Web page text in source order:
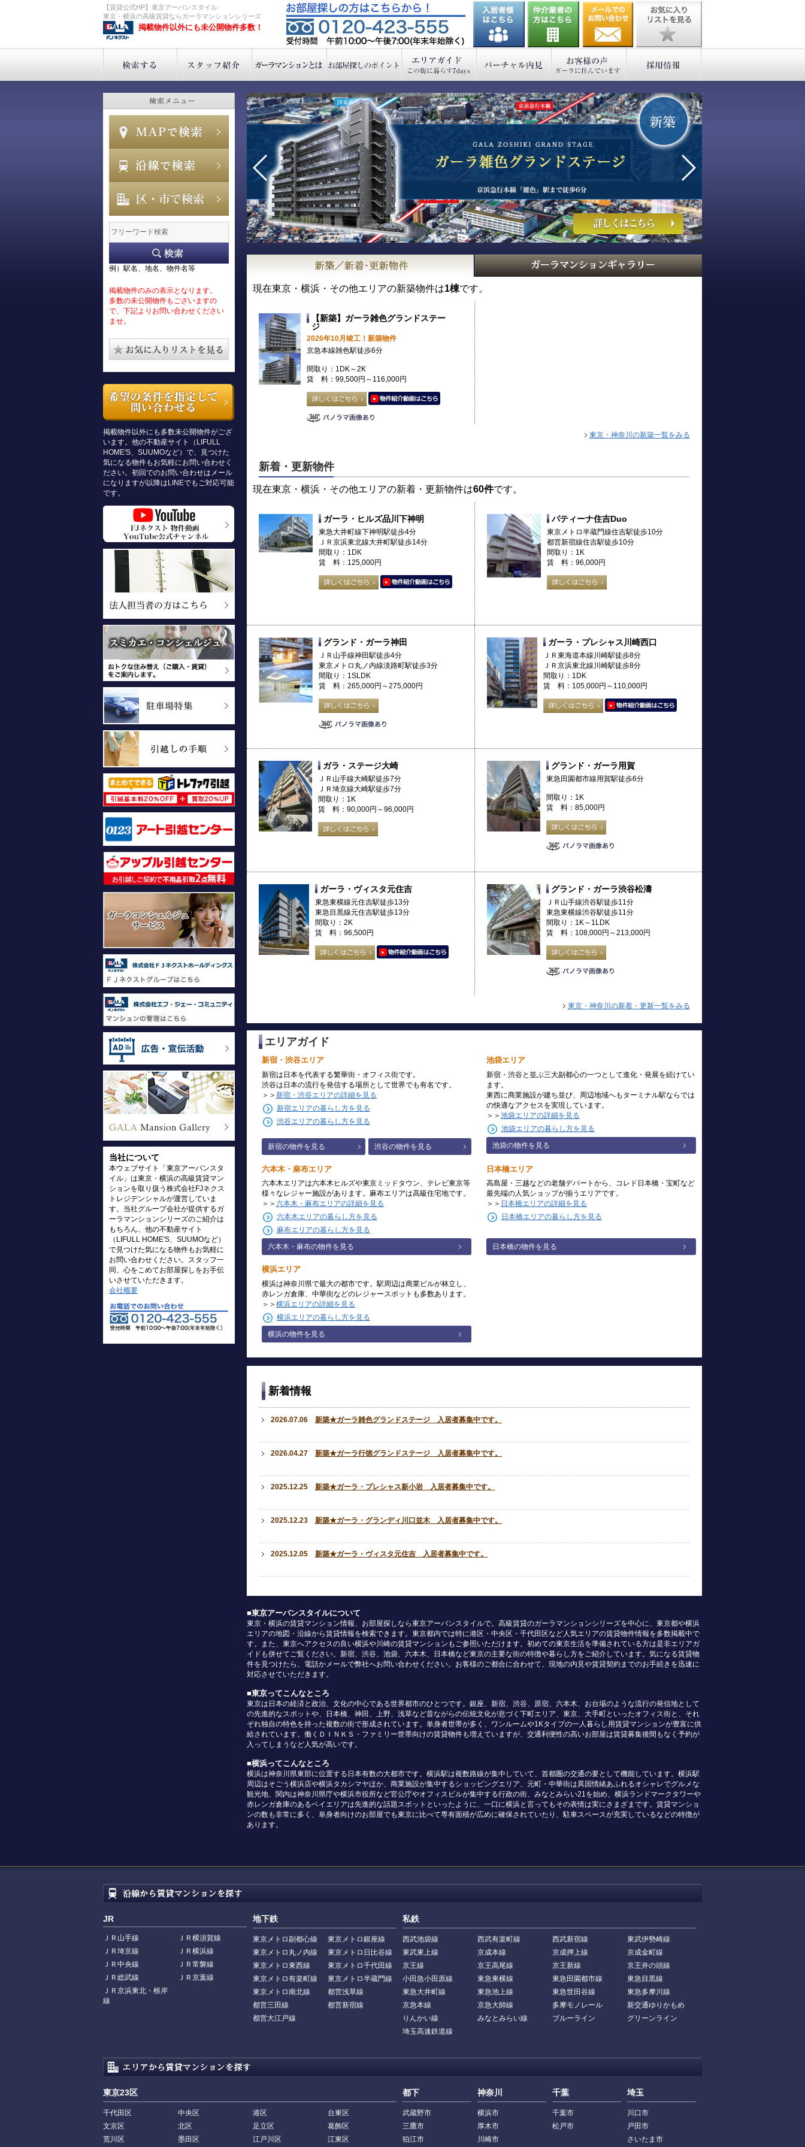
【賃貸公式HP】東京アーバンスタイル
東京・横浜の高級賃貸ならガーラマンションシリーズ
掲載物件以外にも未公開物件多数！
例）駅名、地名、物件名等
掲載物件のみの表示となります。
多数の未公開物件もございますの
で、下記よりお問い合わせください
ませ。
掲載物件以外にも多数未公開物件がござ
います。他の不動産サイト（LIFULL
HOME'S、SUUMOなど）で、見つけた
気になる物件もお気軽にお問い合わせく
ださい。初回でのお問い合わせはメール
になりますが以降はLINEでもご対応可能
です。
当社について
本ウェブサイト「東京アーバンスタ
イル」は東京・横浜の高級賃貸マン
ションを取り扱う株式会社FJネクス
トレジデンシャルが運営していま
す。当社グループ会社が提供するガ
ーラマンションシリーズのご紹介は
もちろん、他の不動産サイト
（LIFULL HOME'S、SUUMOなど）
で見つけた気になる物件もお気軽に
お問い合わせください。スタッフ一
同、心をこめてお部屋探しをお手伝
いさせていただきます。
会社概要
現在東京・横浜・その他エリアの新築物件は1棟です。
【新築】ガーラ雑色グランドステー
ジ
2026年10月竣工！新築物件
京急本線雑色駅徒歩6分
間取り：1DK～2K
賃 料：99,500円～116,000円
東京・神奈川の新築一覧をみる
新着・更新物件
現在東京・横浜・その他エリアの新着・更新物件は60件です。
ガーラ・ヒルズ品川下神明
東急大井町線下神明駅徒歩4分
ＪＲ京浜東北線大井町駅徒歩14分
間取り：1DK
賃 料：125,000円
パティーナ住吉Duo
東京メトロ半蔵門線住吉駅徒歩10分
都営新宿線住吉駅徒歩10分
間取り：1K
賃 料：96,000円
グランド・ガーラ神田
ＪＲ山手線神田駅徒歩4分
東京メトロ丸ノ内線淡路町駅徒歩3分
間取り：1SLDK
賃 料：265,000円～275,000円
ガーラ・プレシャス川崎西口
ＪＲ東海道本線川崎駅徒歩8分
ＪＲ京浜東北線川崎駅徒歩8分
間取り：1DK
賃 料：105,000円～110,000円
ガラ・ステージ大崎
ＪＲ山手線大崎駅徒歩7分
ＪＲ埼京線大崎駅徒歩7分
間取り：1K
賃 料：90,000円～96,000円
グランド・ガーラ用賀
東急田園都市線用賀駅徒歩6分
間取り：1K
賃 料：85,000円
ガーラ・ヴィスタ元住吉
東急東横線元住吉駅徒歩13分
東急目黒線元住吉駅徒歩13分
間取り：2K
賃 料：96,500円
グランド・ガーラ渋谷松濤
ＪＲ山手線渋谷駅徒歩11分
東急東横線渋谷駅徒歩11分
間取り：1K～1LDK
賃 料：108,000円～213,000円
東京・神奈川の新着・更新一覧をみる
エリアガイド
新宿・渋谷エリア
新宿は日本を代表する繁華街・オフィス街です。
渋谷は日本の流行を発信する場所として世界でも有名です。
＞＞ 新宿・渋谷エリアの詳細を見る
新宿エリアの暮らし方を見る
渋谷エリアの暮らし方を見る
新宿の物件を見る 渋谷の物件を見る
池袋エリア
新宿・渋谷と並ぶ三大副都心の一つとして進化・発展を続けてい
ます。
東西に商業施設が建ち並び、周辺地域へもターミナル駅ならでは
の快適なアクセスを実現しています。
＞＞ 池袋エリアの詳細を見る
池袋エリアの暮らし方を見る
池袋の物件を見る
六本木・麻布エリア
六本木エリアは六本木ヒルズや東京ミッドタウン、テレビ東京等
様々なレジャー施設があります。麻布エリアは高級住宅地です。
＞＞ 六本木・麻布エリアの詳細を見る
六本木エリアの暮らし方を見る
麻布エリアの暮らし方を見る
六本木・麻布の物件を見る
日本橋エリア
高島屋・三越などの老舗デパートから、コレド日本橋・宝町など
最先端の人気ショップが揃うエリアです。
＞＞ 日本橋エリアの詳細を見る
日本橋エリアの暮らし方を見る
日本橋の物件を見る
横浜エリア
横浜は神奈川県で最大の都市です。駅周辺は商業ビルが林立し、
赤レンガ倉庫、中華街などのレジャースポットも多数あります。
＞＞ 横浜エリアの詳細を見る
横浜エリアの暮らし方を見る
横浜の物件を見る
新着情報
2026.07.06 新築★ガーラ雑色グランドステージ 入居者募集中です。
2026.04.27 新築★ガーラ行徳グランドステージ 入居者募集中です。
2025.12.25 新築★ガーラ・プレシャス新小岩 入居者募集中です。
2025.12.23 新築★ガーラ・グランディ川口並木 入居者募集中です。
2025.12.05 新築★ガーラ・ヴィスタ元住吉 入居者募集中です。
■東京アーバンスタイルについて
東京・横浜の賃貸マンション情報、お部屋探しなら東京アーバンスタイルで。高級賃貸のガーラマンションシリーズを中心に、東京都や横浜
エリアの地図・沿線から賃貸情報を検索できます。東京都内では特に港区・中央区・千代田区など人気エリアの賃貸物件情報を多数掲載中で
す。また、東京へアクセスの良い横浜や川崎の賃貸マンションもご参照いただけます。初めての東京生活を準備されている方は是非エリアガ
イドも併せてご覧ください。新宿、渋谷、池袋、六本木、日本橋など東京の主要な街の特徴や暮らし方をご紹介しています。気になる賃貸物
件を見つけたら、電話かメールで弊社へお問い合わせください。お客様のご都合に合わせて、現地の内見や賃貸契約までのお手続きを迅速に
対応させていただきます。
■東京ってこんなところ
東京は日本の経済と政治、文化の中心である世界都市のひとつです。銀座、新宿、渋谷、原宿、六本木、お台場のような流行の発信地として
の先進的なスポットや、日本橋、神田、上野、浅草など昔ながらの伝統文化が息づく下町エリア、東京、大手町といったオフィス街と、それ
ぞれ独自の特色を持った複数の街で形成されています。単身者世帯が多く、ワンルームや1Kタイプの一人暮らし用賃貸マンションが豊富に供
給されています。働くＤＩＮＫＳ・ファミリー世帯向けの賃貸物件も増えていますが、交通利便性の高いお部屋は賃貸募集後間もなく予約が
入ってしまうなど人気が高いです。
■横浜ってこんなところ
横浜は神奈川県東部に位置する日本有数の大都市です。横浜駅は複数路線が集中していて、首都圏の交通の要として機能しています。横浜駅
周辺はそごう横浜店や横浜タカシマヤほか、商業施設が集中するショッピングエリア、元町・中華街は異国情緒あふれるオシャレでグルメな
観光地、関内は神奈川県庁や横浜市役所など官公庁やオフィスビルが集中する行政の街、みなとみらい21を始め、横浜ランドマークタワーや
赤レンガ倉庫のあるベイエリアは先進的な話題スポットといったように、一口に横浜と言ってもその表情は実にさまざまです。賃貸マンショ
ンの数も非常に多く、単身者向けのお部屋でも東京に比べて専有面積が広めに確保されていたり、駐車スペースが充実しているなどの特徴が
あります。
JR
ＪＲ山手線
ＪＲ横須賀線
ＪＲ埼京線
ＪＲ横浜線
ＪＲ中央線
ＪＲ常磐線
ＪＲ総武線
ＪＲ京葉線
ＪＲ京浜東北・根岸
線
地下鉄
東京メトロ副都心線
東京メトロ銀座線
東京メトロ丸ノ内線
東京メトロ日比谷線
東京メトロ東西線
東京メトロ千代田線
東京メトロ有楽町線
東京メトロ半蔵門線
東京メトロ南北線
都営浅草線
都営三田線
都営新宿線
都営大江戸線
私鉄
西武池袋線 西武有楽町線 西武新宿線
東武伊勢崎線
東武東上線
京成本線 京成押上線
京成金町線
京王線
京王高尾線 京王新線
京王井の頭線
小田急小田原線
東急東横線 東急田園都市線
東急目黒線
東急大井町線
東急池上線 東急世田谷線
東急多摩川線
京急本線
京急大師線 多摩モノレール
新交通ゆりかもめ
りんかい線
みなとみらい線 ブルーライン
グリーンライン
埼玉高速鉄道線
東京23区
千代田区 中央区 港区
台東区
文京区
北区 足立区
葛飾区
荒川区
墨田区 江戸川区 江東区
都下
武蔵野市
三鷹市
狛江市
神奈川
横浜市
厚木市
川崎市
千葉
千葉市
松戸市
埼玉
川口市
戸田市
さいたま市